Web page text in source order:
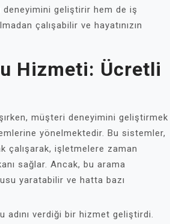
deneyimini geliştirir hem de iş
çalışabilir ve hayatınızın
Hizmeti: Ücretli
müşteri deneyimini geliştirmek
yönelmektedir. Bu sistemler,
çalışarak, işletmelere zaman
sağlar. Ancak, bu arama
yaratabilir ve hatta bazı
adını verdiği bir hizmet geliştirdi.